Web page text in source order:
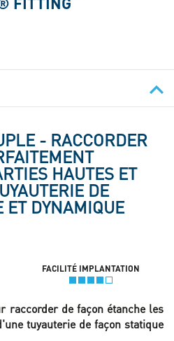
- RACCORDER
HAUTES ET
DE
ET DYNAMIQUE
FACILITÉ IMPLANTATION
raccorder de façon étanche les
tuyauterie de façon statique